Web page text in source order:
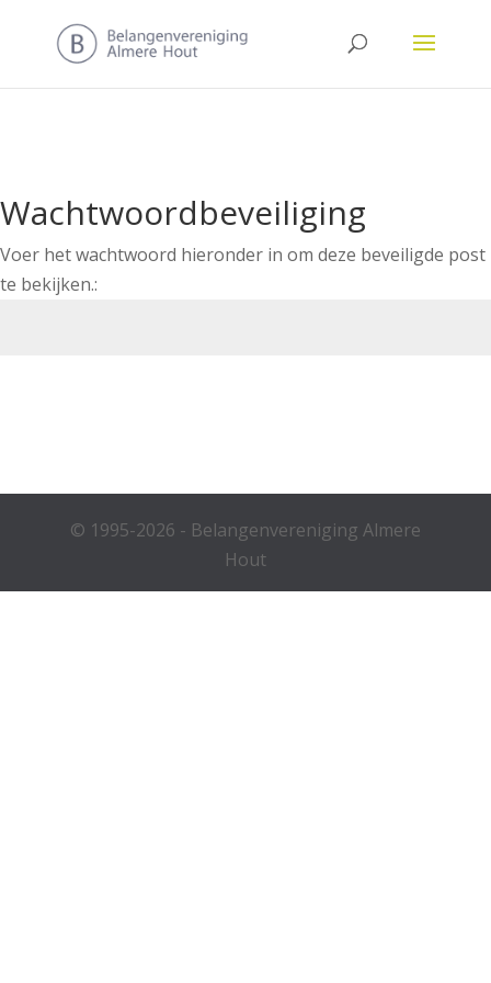
Wachtwoordbeveiliging
Voer het wachtwoord hieronder in om deze beveiligde post
te bekijken.:
© 1995-2026 - Belangenvereniging Almere
Hout